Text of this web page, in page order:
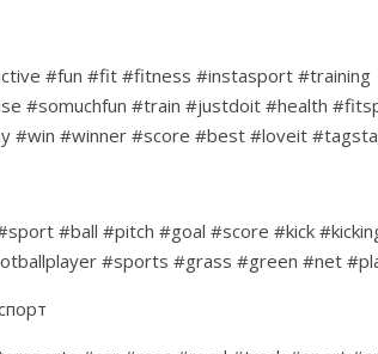
#fun #fit #fitness #instasport #training
#somuchfun #train #justdoit #health
#win #winner #score #best #loveit
#ball #pitch #goal #score #kick
#sports #grass #green #net